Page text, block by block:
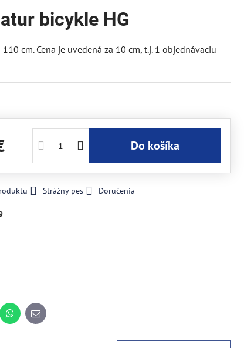
bicykle HG
cm. Cena je uvedená za 10 cm, t.j. 1 objednávaciu
Do košíka
Strážny pes Doručenia
WhatsApp
E-
mail